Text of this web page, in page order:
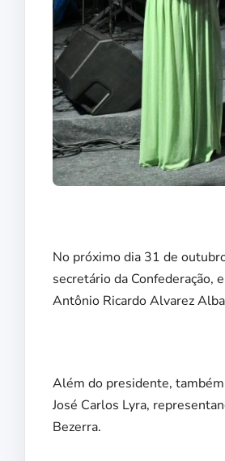
No próximo dia 31 de
secretário da Confederação,
Antônio Ricardo Alvarez
Além do presidente,
José Carlos Lyra,
Bezerra.